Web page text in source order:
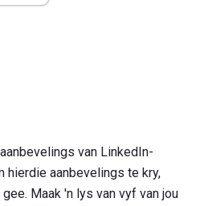
van LinkedIn-
hierdie aanbevelings te kry,
Maak 'n lys van vyf van jou